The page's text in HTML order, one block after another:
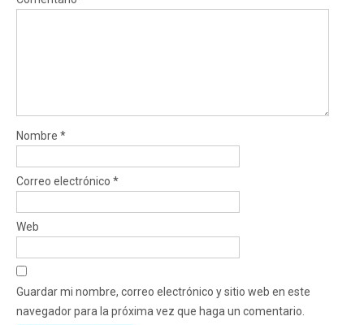
Nombre *
Correo electrónico *
Web
Guardar mi nombre, correo electrónico y sitio web en este
navegador para la próxima vez que haga un comentario.